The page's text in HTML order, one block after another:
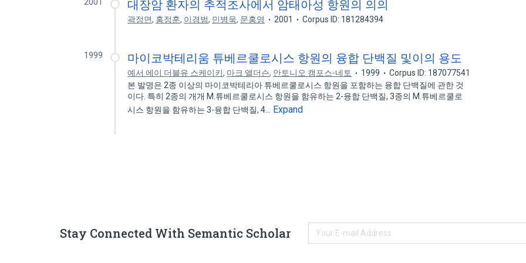
대장암 환자의 추적조사에서 암태아성 항원의 의의
곽정면, 홍정훈, 이경범, 민병욱, 문홍영 2001 Corpus ID: 181284394
1999 마이코박테리움 튜베르쿨로시스 항원의 융합 단백질 및이의 용도
예서 에이 더블유 스케이키, 마크 앨더슨, 안토니오 캠포스-네토 1999
Corpus ID: 187077541
본 발명은 2종 이상의 마이코박테리아 튜베르쿨로시스 항원을 포함하는 융합 단백질에 관한 것
이다. 특히 2종의 개개 M.튜베르쿨로시스 항원을 함유하는 2-융합 단백질, 3종의 M.튜베르쿨로
시스 항원을 함유하는 3-융합 단백질, 4…
Expand
Stay Connected With Semantic Scholar